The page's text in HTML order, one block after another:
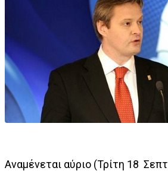
Αναμένεται αύριο (Τρίτη 18